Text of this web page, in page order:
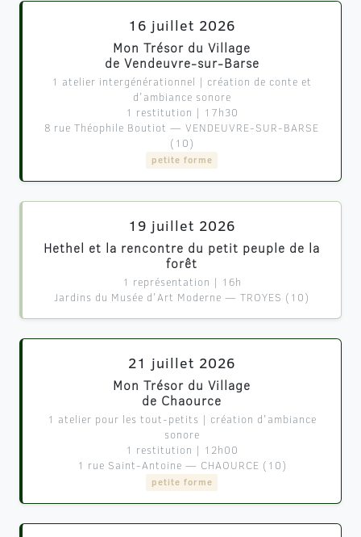
16 juillet 2026
Mon Trésor du Village
de Vendeuvre-sur-Barse
1 atelier intergénérationnel | création de conte et
d'ambiance sonore
1 restitution | 17h30
8 rue Théophile Boutiot — VENDEUVRE-SUR-BARSE
(10)
petite forme
19 juillet 2026
Hethel et la rencontre du petit peuple de la
forêt
1 représentation | 16h
Jardins du Musée d'Art Moderne — TROYES (10)
21 juillet 2026
Mon Trésor du Village
de Chaource
1 atelier pour les tout-petits | création d'ambiance
sonore
1 restitution | 12h00
1 rue Saint-Antoine — CHAOURCE (10)
petite forme